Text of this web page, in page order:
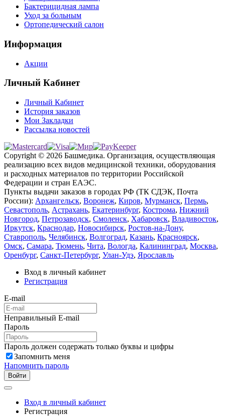
Бактерицидная лампа
Уход за больным
Ортопедический салон
Информация
Акции
Личный Кабинет
Личный Кабинет
История заказов
Мои Закладки
Рассылка новостей
Copyright © 2026 Башмедика. Организация, осуществляющая
реализацию всех видов медицинской техники, оборудования
и расходных материалов по территории Российской
Федерации и стран ЕАЭС.
Пункты выдачи заказов в городах РФ (ТК СДЭК, Почта
России): Архангельск, Воронеж, Киров, Мурманск, Пермь,
Севастополь, Астрахань, Екатеринбург, Кострома, Нижний
Новгород, Петрозаводск, Смоленск, Хабаровск, Владивосток,
Иркутск, Краснодар, Новосибирск, Ростов-на-Дону,
Ставрополь, Челябинск, Волгоград, Казань, Красноярск,
Омск, Самара, Тюмень, Чита, Вологда, Калининград, Москва,
Оренбург, Санкт-Петербург, Улан-Удэ, Ярославль
Вход в личный кабинет
Регистрация
E-mail
Неправильный E-mail
Пароль
Пароль должен содержать только буквы и цифры
Запомнить меня
Напомнить пароль
Войти
Вход в личный кабинет
Регистрация